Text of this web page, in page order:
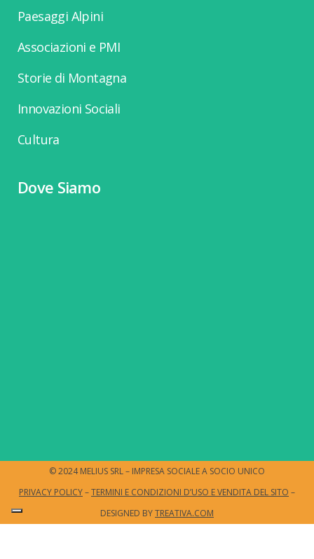
Paesaggi Alpini
Associazioni e PMI
Storie di Montagna
Innovazioni Sociali
Cultura
Dove Siamo
© 2024 MELIUS SRL – IMPRESA SOCIALE A SOCIO UNICO
PRIVACY POLICY–TERMINI E CONDIZIONI D’USO E VENDITA DEL SITO –
DESIGNED BYTREATIVA.COM